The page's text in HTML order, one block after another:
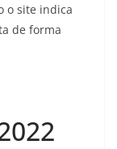
o site indica
de forma